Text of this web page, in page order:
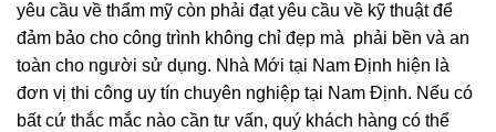
yêu cầu về thẩm mỹ còn phải đạt yêu cầu về kỹ thuật để
đảm bảo cho công trình không chỉ đẹp mà phải bền và an
toàn cho người sử dụng. Nhà Mới tại Nam Định hiện là
đơn vị thi công uy tín chuyên nghiệp tại Nam Định. Nếu có
bất cứ thắc mắc nào cần tư vấn, quý khách hàng có thể